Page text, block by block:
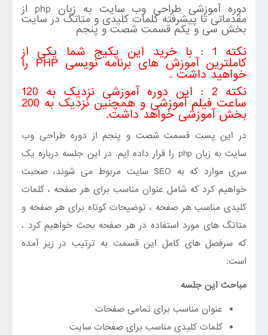
دوره آموزشی طراحی وب سایت به زبان php از
مقدماتی تا پیشرفته کلمات کلیدی و متاتگ در سایت
بخش سی و یکم قسمت شصت و پنجم
نکته 1 : با خرید این پکیج شما یکی از
کاملترین آموزش های برنامه نویسی PHP را
خواهید داشت .
نکته 2 : این دوره آموزشی نزدیک به 120
ساعت فیلم آموزشی و همچنین نزدیک به 200
بخش آموزشی خواهد داشت.
در این پست قسمت شصت و پنجم از دوره طراحی وب
سایت به زبان php را قرار داده ایم. در این جلسه درباره یک
سری موارد که به SEO سایت مربوط می شوند، صحبت
خواهیم کرد که شامل عنوان مناسب برای هر صفحه ، کلمات
کلیدی مناسب هر صفحه ، توضیحات کوتاه برای هر صفحه و
متاتگ های مورد استفاده در هر صفحه بحث خواهیم کرد ،
که سرفصل های کامل این قسمت به ترتیب در زیر آمده
است:
مباحث این جلسه
عنوان مناسب برای تمامی صفحات
کلمات کلیدی مناسب برای صفحات سایت